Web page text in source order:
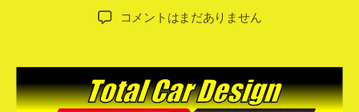
稿
日
オ
ニ
ン
グ
コメントはまだありません